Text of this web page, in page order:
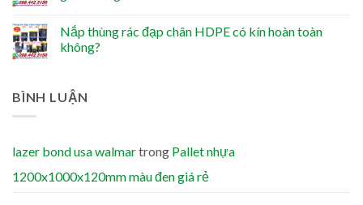
Nắp thùng rác đạp chân HDPE có kín hoàn toàn
không?
BÌNH LUẬN
lazer bond usa walmartrong Pallet nhựa
1200x1000x120mm màu đen giá rẻ